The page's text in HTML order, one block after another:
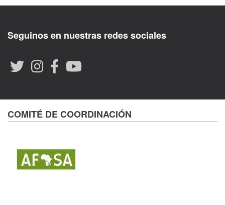
Seguinos en nuestras redes sociales
COMITÉ DE COORDINACIÓN